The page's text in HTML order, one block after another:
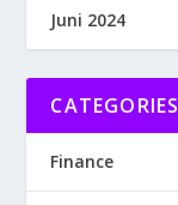
Juni 2024
CATEGORIES
Finance